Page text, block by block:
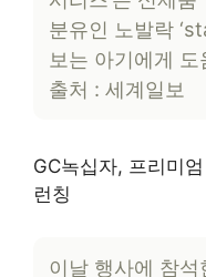
분유인 노발락
보는 아기에게
출처 : 세계일보
GC녹십자, 프리미
런칭
이날 행사에 참